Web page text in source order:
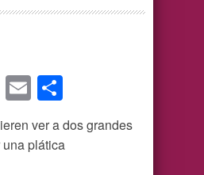
WhatsApp
Email
ver a dos grandes
plática